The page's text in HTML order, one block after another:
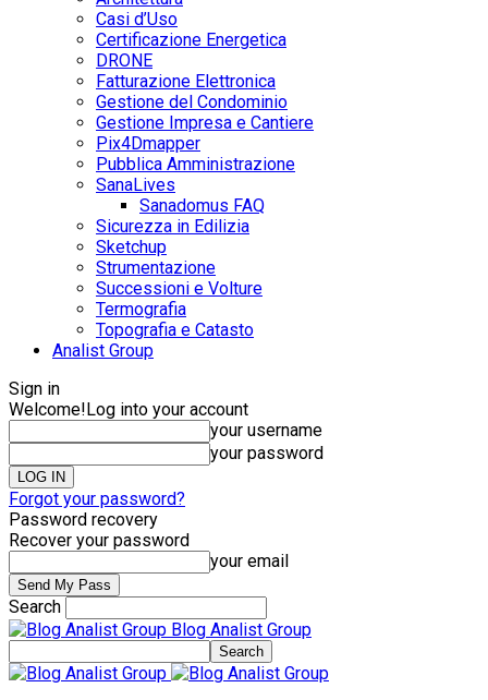
Casi d’Uso
Certificazione Energetica
DRONE
Fatturazione Elettronica
Gestione del Condominio
Gestione Impresa e Cantiere
Pix4Dmapper
Pubblica Amministrazione
SanaLives
Sanadomus FAQ
Sicurezza in Edilizia
Sketchup
Strumentazione
Successioni e Volture
Termografia
Topografia e Catasto
Analist Group
Sign in
Welcome!Log into your account
your username
your password
Forgot your password?
Password recovery
Recover your password
your email
Search
Blog Analist Group